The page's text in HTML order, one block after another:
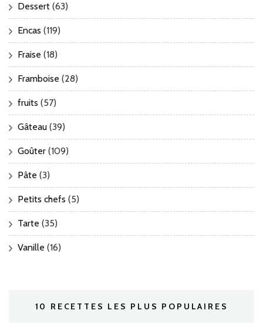
Dessert (63)
Encas (119)
Fraise (18)
Framboise (28)
fruits (57)
Gâteau (39)
Goûter (109)
Pâte (3)
Petits chefs (5)
Tarte (35)
Vanille (16)
10 RECETTES LES PLUS POPULAIRES